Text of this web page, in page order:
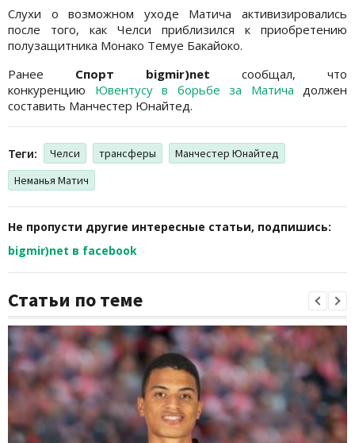
Слухи о возможном уходе Матича активизировались
после того, как Челси приблизился к приобретению
полузащитника Монако Темуе Бакайоко.
Ранее Спорт bigmir)net сообщал, что
конкуренцию Ювентусу в борьбе за Матича должен
составить Манчестер Юнайтед.
Теги: Челси трансферы
Манчестер Юнайтед
Неманья Матич
Не пропусти другие интересные статьи, подпишись:
bigmir)net в facebook
Статьи по теме